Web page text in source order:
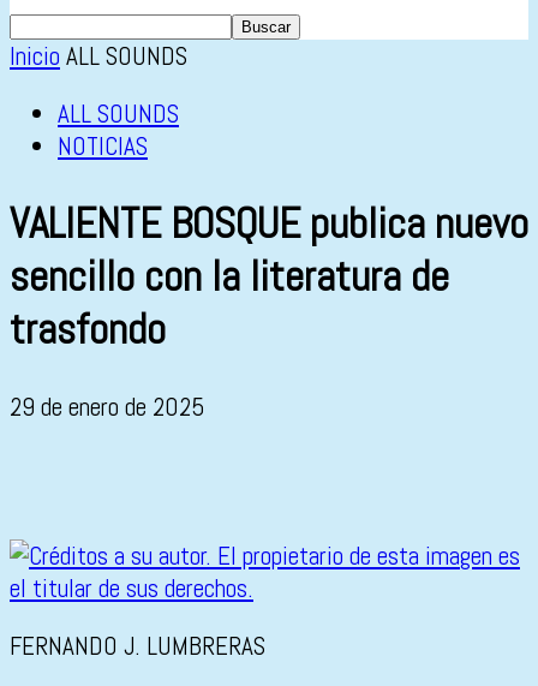
Inicio ALL SOUNDS
ALL SOUNDS
NOTICIAS
VALIENTE BOSQUE publica nuevo
sencillo con la literatura de
trasfondo
29 de enero de 2025
FERNANDO J. LUMBRERAS